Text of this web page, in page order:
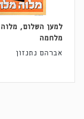
למען השלום, מלוה
מלחמה
אברהם נתנזון